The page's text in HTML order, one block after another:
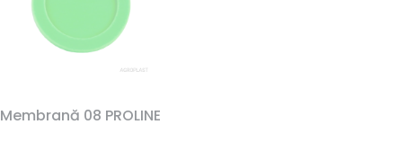
Membrană 08 PROLINE